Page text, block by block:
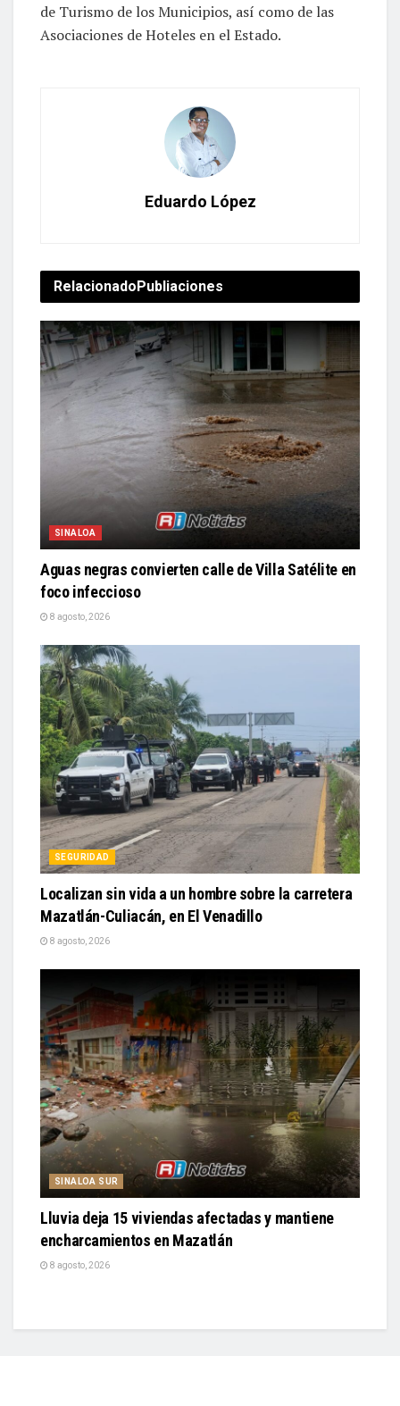
de Turismo de los Municipios, así como de las
Asociaciones de Hoteles en el Estado.
Eduardo López
Relacionado Publiaciones
SINALOA
Aguas negras convierten calle de Villa Satélite en
foco infeccioso
8 agosto, 2026
SEGURIDAD
Localizan sin vida a un hombre sobre la carretera
Mazatlán-Culiacán, en El Venadillo
8 agosto, 2026
SINALOA SUR
Lluvia deja 15 viviendas afectadas y mantiene
encharcamientos en Mazatlán
8 agosto, 2026